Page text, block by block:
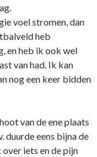
voel stromen, dan
heb
en heb ik ook wel
van had. Ik kan
nog een keer bidden
van de ene plaats
duurde eens bijna de
iets en de pijn